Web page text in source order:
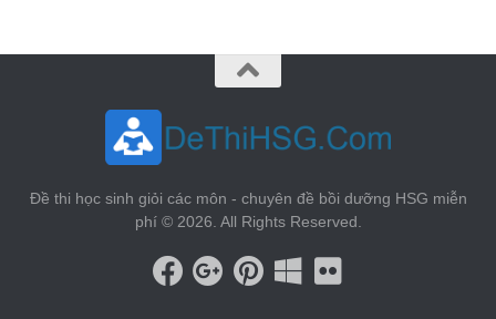
Đề thi học sinh giỏi các môn - chuyên đề bồi dưỡng HSG miễn
phí © 2026. All Rights Reserved.